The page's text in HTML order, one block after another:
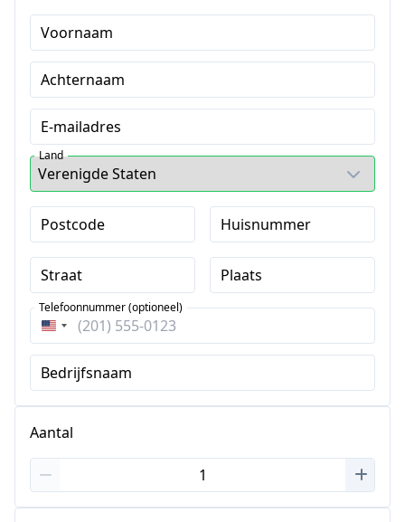
Voornaam
Achternaam
E-mailadres
Land
Postcode Huisnummer
Straat Plaats
Verenigde
Staten
+1
Telefoonnummer (optioneel)
Bedrijfsnaam
Aantal